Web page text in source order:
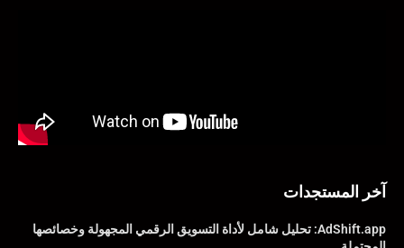
آخر المستجدات
AdShift.app: تحليل شامل لأداة التسويق الرقمي المجهولة وخصائصها